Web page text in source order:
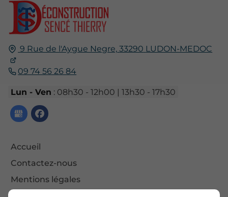
9 Rue de l'Aygue Negre, 33290 LUDON-MEDOC
09 74 56 26 84
Lun - Ven : 08h30 - 12h00 | 13h30 - 17h30
Accueil
Contactez-nous
Mentions légales